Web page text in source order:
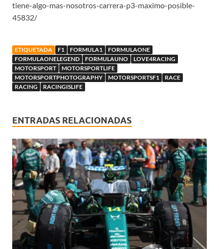
tiene-algo-mas-nosotros-carrera-p3-maximo-posible-
45832/
ETIQUETADA F1 FORMULA1
FORMULAONE
FORMULAONELEGEND
FORMULAUNO
LOVE4RACING
MOTORSPORT
MOTORSPORTLIFE
MOTORSPORTPHOTOGRAPHY
MOTORSPORTSF1
RACE
RACING
RACINGISLIFE
ENTRADAS RELACIONADAS